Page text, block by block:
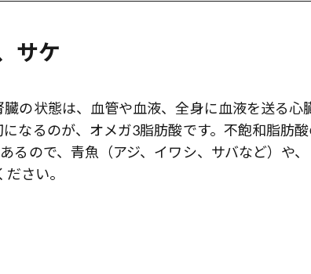
サケ
の状態は、血管や血液、全身に血液を送る心
なるのが、オメガ3脂肪酸です。不飽和脂肪酸
ので、青魚（アジ、イワシ、サバなど）や、
さい。